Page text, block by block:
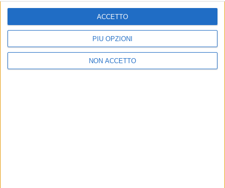
PIÙ OPZIONI
NON ACCETTO
ACCETTO
Dichiaro di aver letto e compreso l'informativa sulla privacy e
di dare il mio consenso alla ricezione di promozioni commerciali
Vedi POLITICA SULLA PRIVACY.